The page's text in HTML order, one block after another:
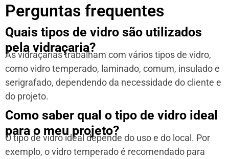
Perguntas frequentes
Quais tipos de vidro são utilizados
pela vidraçaria?
As vidraçarias trabalham com vários tipos de vidro,
como vidro temperado, laminado, comum, insulado e
serigrafado, dependendo da necessidade do cliente e
do projeto.
Como saber qual o tipo de vidro ideal
para o meu projeto?
O tipo de vidro ideal depende do uso e do local. Por
exemplo, o vidro temperado é recomendado para